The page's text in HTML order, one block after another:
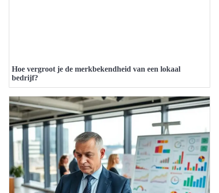
Hoe vergroot je de merkbekendheid van een lokaal
bedrijf?